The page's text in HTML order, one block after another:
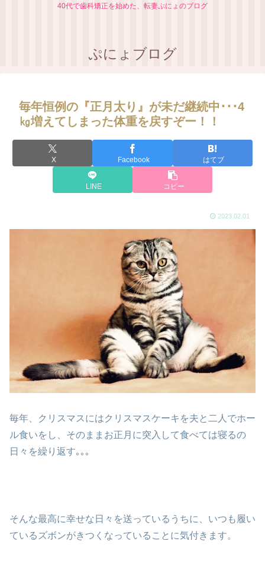
40代で歯科矯正を始めた、転妻ぷにょのブログ
ぷにょブログ
毎年恒例の『正月太り』が未だ継続中･･･4
㎏増えてしまった体重を戻すぞー！！
X Facebook はてブ
LINE コピー
2023.02.01
毎年、クリスマスにはクリスマスケーキを夫と二人でホー
ル食いをし、そのままお正月に突入して食べては寝るの
日々を繰り返す｡｡｡
そんな最高に幸せな日々を送っているうちに、いつも履い
ているズボンがきつくなっていることに気付きます。